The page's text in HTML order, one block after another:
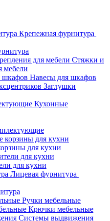
Крепежная фурнитура
Стяжки и
мебели
Навесы для шкафов
Заглушки
Кухонные
для кухни
для кухни
Лицевая фурнитура
Ручки мебельные
Крючки мебельные
Системы выдвижения